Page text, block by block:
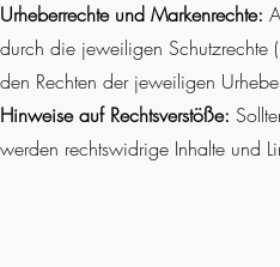
Urheberrechte und Markenrechte:
durch die jeweiligen Schutzrechte
den Rechten der jeweiligen
Hinweise auf Rechtsverstöße:
werden rechtswidrige Inhalte und